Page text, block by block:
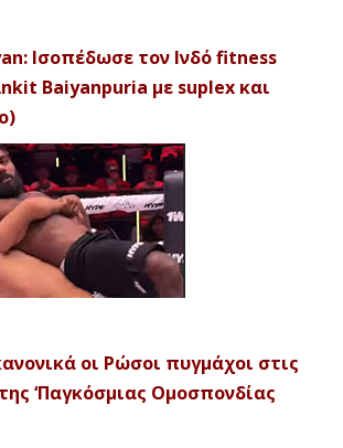
Ισοπέδωσε τον Ινδό fitness
Baiyanpuria με suplex και
οι Ρώσοι πυγμάχοι στις
‘Παγκόσμιας Ομοσπονδίας